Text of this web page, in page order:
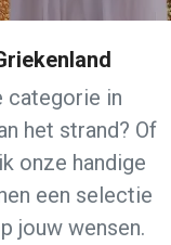
categorie in
het strand? Of
onze handige
een selectie
jouw wensen.